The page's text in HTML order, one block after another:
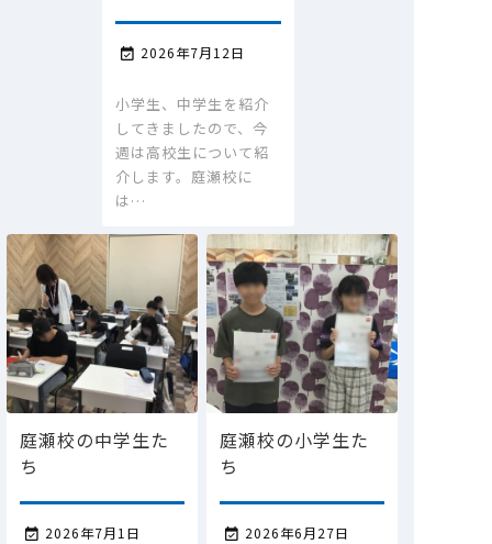
 2026年7月12日
小学生、中学生を紹介
してきましたので、今
週は高校生について紹
介します。庭瀬校に
は…
庭瀬校の中学生た
ち
 2026年7月1日
庭瀬校の小学生た
ち
 2026年6月27日